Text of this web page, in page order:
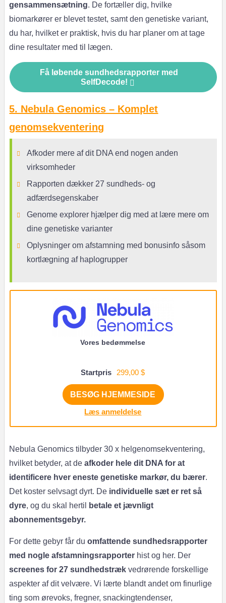
gensammensætning. De fortæller dig, hvilke
biomarkører er blevet testet, samt den genetiske variant,
du har, hvilket er praktisk, hvis du har planer om at tage
dine resultater med til lægen.
Få løbende sundhedsrapporter med
SelfDecode!
5. Nebula Genomics – Komplet
genomsekventering
Afkoder mere af dit DNA end nogen anden
virksomheder
Rapporten dækker 27 sundheds- og
adfærdsegenskaber
Genome explorer hjælper dig med at lære mere om
dine genetiske varianter
Oplysninger om afstamning med bonusinfo såsom
kortlægning af haplogrupper
Startpris 299,00 $
Vores bedømmelse
BESØG HJEMMESIDE
Læs anmeldelse
Nebula Genomics tilbyder 30 x helgenomsekventering,
hvilket betyder, at deafkoder hele dit DNA for at
identificere hver eneste genetiske markør, du bærer.
Det koster selvsagt dyrt. De individuelle sæt er ret så
dyre, og du skal hertil
betale et jævnligt
abonnementsgebyr.
For dette gebyr får duomfattende sundhedsrapporter
med nogle afstamningsrapporter hist og her. Der
screenes for 27 sundhedstræk vedrørende forskellige
aspekter af dit velvære. Vi lærte blandt andet om finurlige
ting som ørevoks, fregner, snackingtendenser,